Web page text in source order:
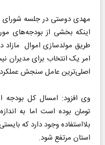
مهدی دوستی در جلسه شورای
اینکه بخشی از بودجه‌های
طریق مولدسازی اموال مازاد
امر یک انتخاب برای مدیران
اصلی‌ترین عامل سنجش عملکرد
بلااستفاده وجود دارد که
استان مرتفع شود.